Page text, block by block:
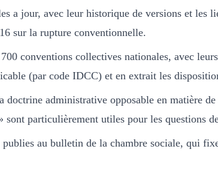
a jour, avec leur historique de versions et les
sur la rupture conventionnelle.
conventions collectives nationales, avec
(par code IDCC) et en extrait les
doctrine administrative opposable en matière
particulièrement utiles pour les questions
publies au bulletin de la chambre sociale, qui